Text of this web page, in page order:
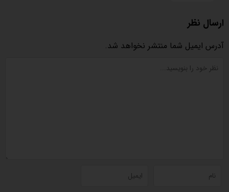
ارسال نظر
آدرس ایمیل شما منتشر نخواهد شد.